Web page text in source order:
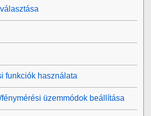
funkciók használata
üzemmódok beállítása